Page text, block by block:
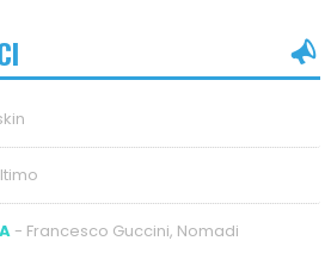
- Francesco Guccini, Nomadi